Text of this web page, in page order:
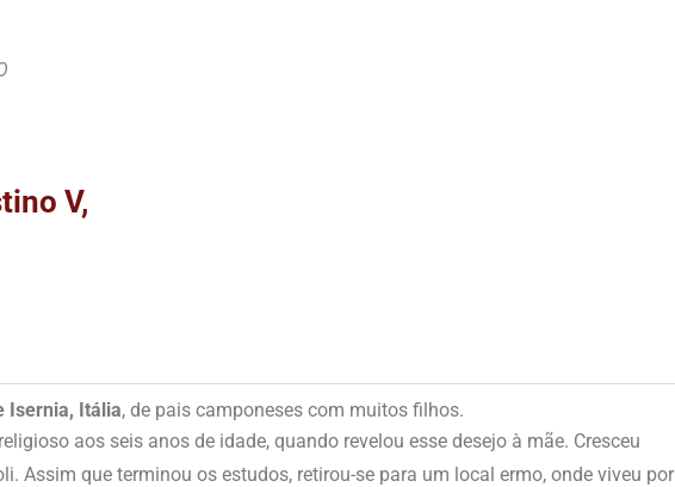
V,
Isernia, Itália, de pais camponeses com muitos filhos.
aos seis anos de idade, quando revelou esse desejo à mãe. Cresceu
Assim que terminou os estudos, retirou-se para um local ermo, onde viveu por